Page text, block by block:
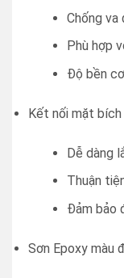
Chống va
Phù hợp
Độ bền
Kết nối mặt bích
Dễ dàng
Thuận
Đảm bảo
Sơn Epoxy màu